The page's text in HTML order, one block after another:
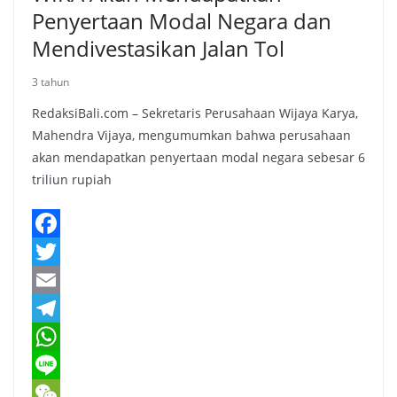
Penyertaan Modal Negara dan
Mendivestasikan Jalan Tol
3 tahun
RedaksiBali.com – Sekretaris Perusahaan Wijaya Karya,
Mahendra Vijaya, mengumumkan bahwa perusahaan
akan mendapatkan penyertaan modal negara sebesar 6
triliun rupiah
F
a
c
e
b
T
w
t
E
m
a
T
e
W